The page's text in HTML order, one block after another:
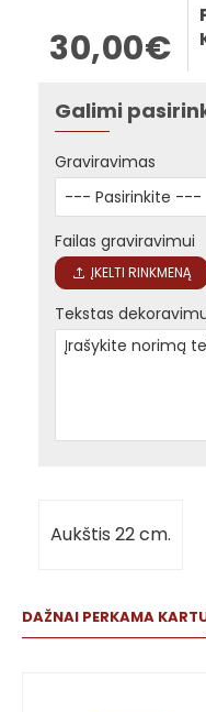
30,00€
Galimi
Graviravimas
Failas graviravimui
ĮKELTI RINKMENĄ
Tekstas
Aukštis 22 cm.
DAŽNAI PERKAMA